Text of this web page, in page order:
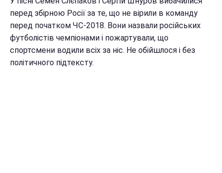
перед збірною Росії за те, що не вірили в команду
перед початком ЧС-2018. Вони назвали російських
футболістів чемпіонами і пожартували, що
спортсмени водили всіх за ніс. Не обійшлося і без
політичного підтексту.